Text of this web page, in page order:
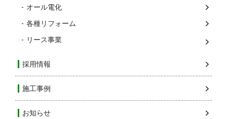
オール電化
各種リフォーム
リース事業
採用情報
施工事例
お知らせ